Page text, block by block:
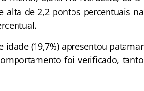
alta de 2,2 pontos percentuais na
idade (19,7%) apresentou patamar
foi verificado, tanto